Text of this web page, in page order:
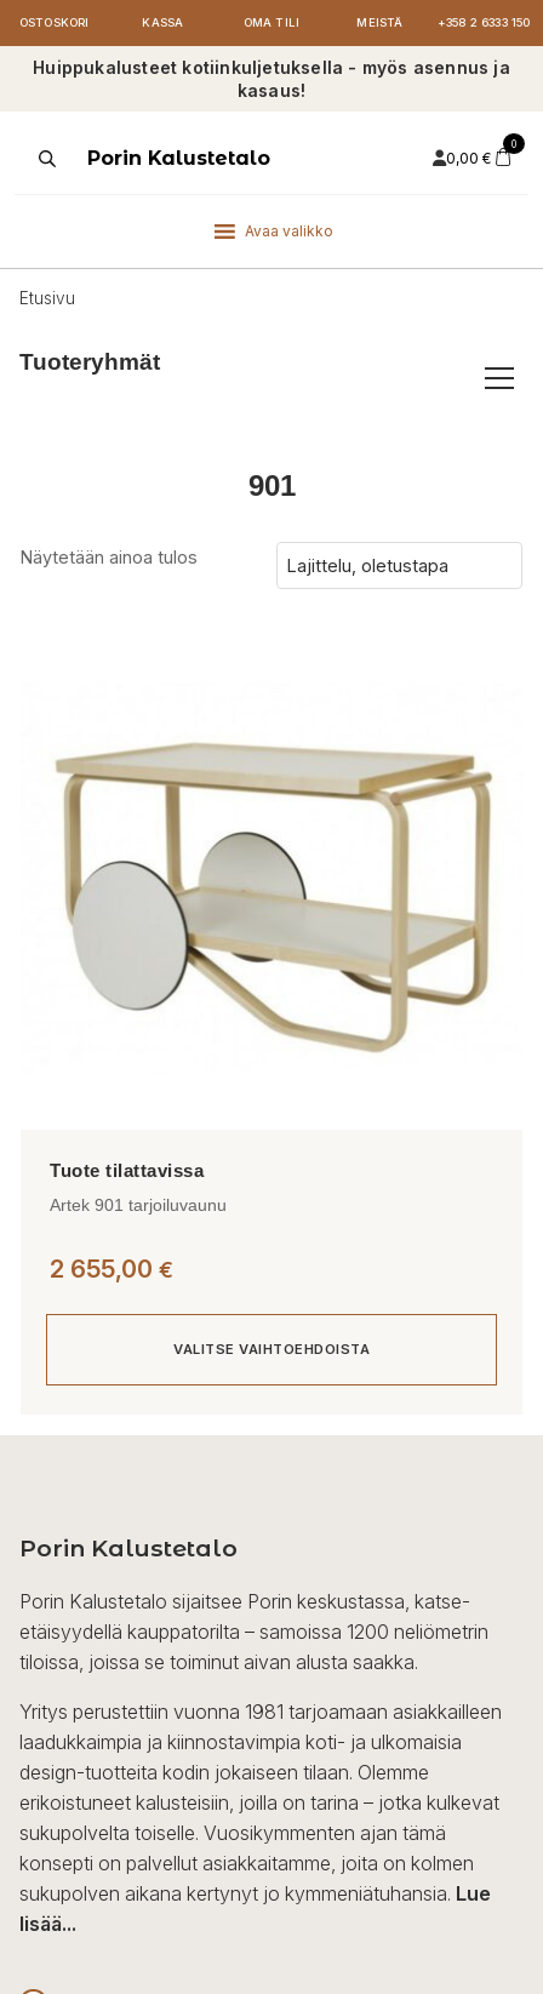
OSTOSKORI KASSA OMA TILI MEISTÄ +358 2 6333 150
Huippukalusteet kotiinkuljetuksella - myös asennus ja
kasaus!
ProductsPorin Kalustetalo 0,00 €
0
Avaa valikko
Etusivu
Tuoteryhmät
901
Näytetään ainoa tulos
Artek 901 tarjoiluvaunu
2 655,00 €
VALITSE VAIHTOEHDOISTA
muunnelma.
tehdä
valinnat
tuotteen
sivulla.
Porin Kalustetalo
Porin Kalustetalo sijaitsee Porin keskustassa, katse-
etäisyydellä kauppatorilta – samoissa 1200 neliömetrin
tiloissa, joissa se toiminut aivan alusta saakka.
Yritys perustettiin vuonna 1981 tarjoamaan asiakkailleen
laadukkaimpia ja kiinnostavimpia koti- ja ulkomaisia
design-tuotteita kodin jokaiseen tilaan. Olemme
erikoistuneet kalusteisiin, joilla on tarina – jotka kulkevat
sukupolvelta toiselle. Vuosikymmenten ajan tämä
konsepti on palvellut asiakkaitamme, joita on kolmen
sukupolven aikana kertynyt jo kymmeniätuhansia. Lue
lisää...